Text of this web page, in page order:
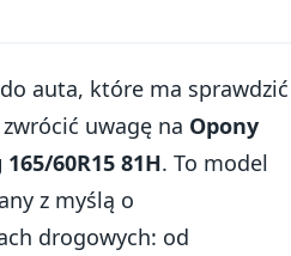
auta, które ma sprawdzić
uwagę na Opony
60R15 81H. To model
z myślą o
drogowych: od